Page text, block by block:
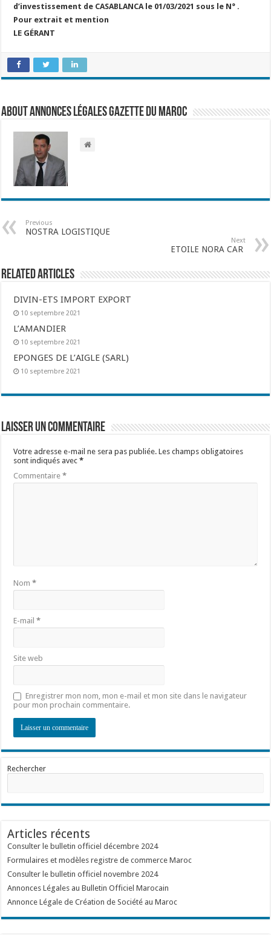
d’investissement de CASABLANCA le 01/03/2021 sous le N° .
Pour extrait et mention
LE GÉRANT
About Annonces légales Gazette du Maroc
Previous
NOSTRA LOGISTIQUE
Next
ETOILE NORA CAR
Related Articles
DIVIN-ETS IMPORT EXPORT
10 septembre 2021
L’AMANDIER
10 septembre 2021
EPONGES DE L’AIGLE (SARL)
10 septembre 2021
Laisser un commentaire
Votre adresse e-mail ne sera pas publiée. Les champs obligatoires
sont indiqués avec*
Commentaire*
Nom*
E-mail*
Site web
Enregistrer mon nom, mon e-mail et mon site dans le navigateur
pour mon prochain commentaire.
Rechercher
Articles récents
Consulter le bulletin officiel décembre 2024
Formulaires et modèles registre de commerce Maroc
Consulter le bulletin officiel novembre 2024
Annonces Légales au Bulletin Officiel Marocain
Annonce Légale de Création de Société au Maroc